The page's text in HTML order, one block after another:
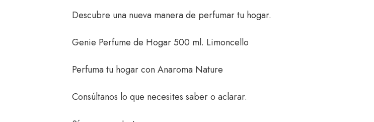
Descubre una nueva manera de perfumar tu hogar.
Genie Perfume de Hogar 500 ml. Limoncello
Perfuma tu hogar conAnaroma Nature
Consúltanos lo que necesites saber o aclarar.